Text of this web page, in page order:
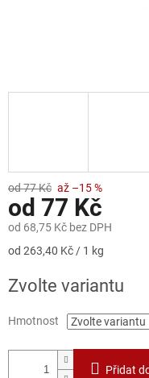
od 77 Kč až –15 %
od 77 Kč
od 68,75 Kč bez DPH
Měrná
od 263,40 Kč / 1 kg
Zvolte variantu
Hmotnost
Přidat